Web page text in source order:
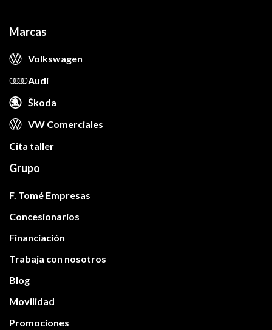
Marcas
Volkswagen
Audi
Škoda
VW Comerciales
Cita taller
Grupo
F. Tomé Empresas
Concesionarios
Financiación
Trabaja con nosotros
Blog
Movilidad
Promociones